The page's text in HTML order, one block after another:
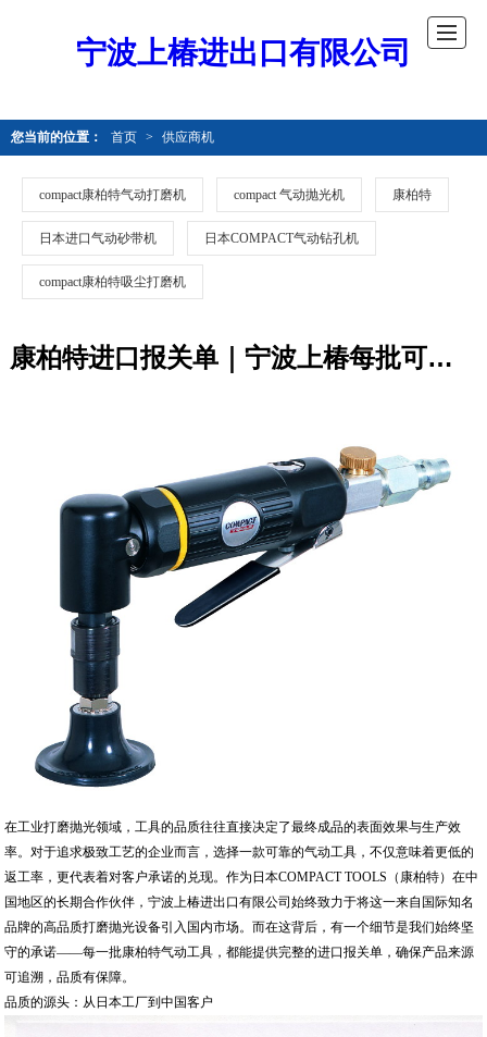
宁波上椿进出口有限公司
您当前的位置： 首页 > 供应商机
compact康柏特气动打磨机 compact 气动抛光机 康柏特
日本进口气动砂带机 日本COMPACT气动钻孔机
compact康柏特吸尘打磨机
康柏特进口报关单｜宁波上椿每批可提供
在工业打磨抛光领域，工具的品质往往直接决定了最终成品的表面效果与生产效
率。对于追求极致工艺的企业而言，选择一款可靠的气动工具，不仅意味着更低的
返工率，更代表着对客户承诺的兑现。作为日本COMPACT TOOLS（康柏特）在中
国地区的长期合作伙伴，宁波上椿进出口有限公司始终致力于将这一来自国际知名
品牌的高品质打磨抛光设备引入国内市场。而在这背后，有一个细节是我们始终坚
守的承诺——每一批康柏特气动工具，都能提供完整的进口报关单，确保产品来源
可追溯，品质有保障。
品质的源头：从日本工厂到中国客户